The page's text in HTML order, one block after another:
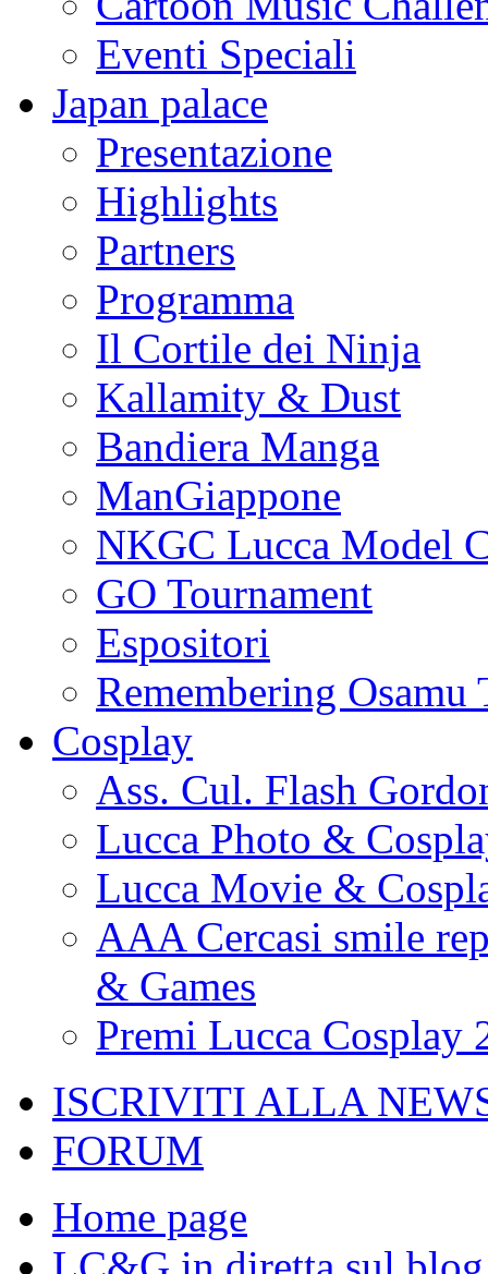
Eventi Speciali
Japan palace
Presentazione
Highlights
Partners
Programma
Il Cortile dei Ninja
Kallamity & Dust
Bandiera Manga
ManGiappone
NKGC Lucca Model
GO Tournament
Espositori
Remembering Osamu
Cosplay
Ass. Cul. Flash
Lucca Photo &
Lucca Movie &
AAA Cercasi smile
& Games
Premi Lucca Cosplay
ISCRIVITI ALLA
FORUM
Home page